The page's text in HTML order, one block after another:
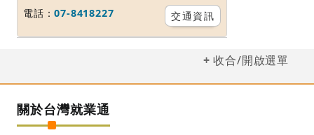
電話：07-8418227 交通資訊
收合/開啟選單
關於台灣就業通